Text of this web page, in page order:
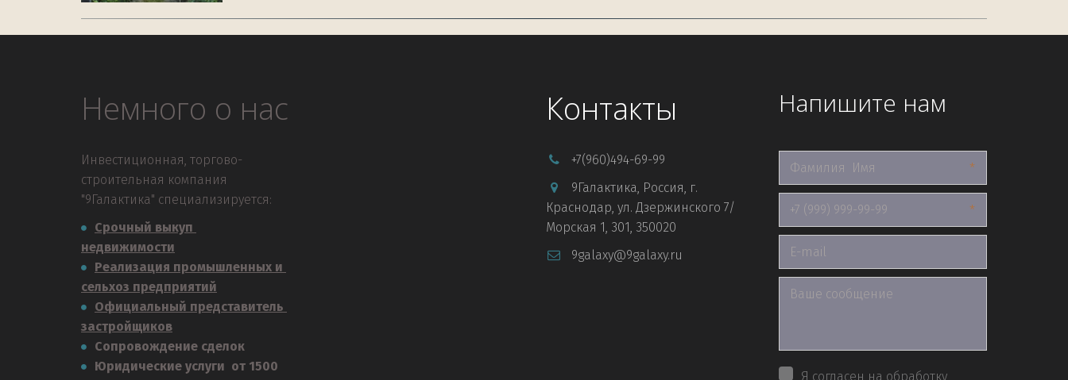
Немного о нас
Инвестиционная, торгово-
строительная компания
"9Галактика" специализируется:
Срочный выкуп
недвижимости
Реализация промышленных и
сельхоз предприятий
Официальный представитель
застройщиков
Сопровождение сделок
Юридические услуги  от 1500
Контакты
+7(960)494-69-99
9Галактика Россия г.
Краснодар ул. Дзержинского 7/
Морская 1 301 350020
9galaxy@9galaxy.ru
Напишите нам
*
*
Я согласен на обработку